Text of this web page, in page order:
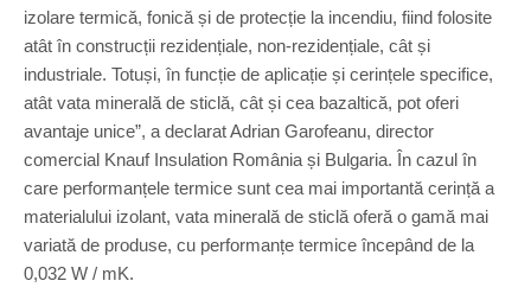
izolare termică, fonică și de protecție la incendiu, fiind folosite
atât în construcții rezidențiale, non-rezidențiale, cât și
industriale. Totuși, în funcție de aplicație și cerințele specifice,
atât vata minerală de sticlă, cât și cea bazaltică, pot oferi
avantaje unice”, a declarat Adrian Garofeanu, director
comercial Knauf Insulation România și Bulgaria. În cazul în
care performanțele termice sunt cea mai importantă cerință a
materialului izolant, vata minerală de sticlă oferă o gamă mai
variată de produse, cu performanțe termice începând de la
0,032 W / mK.